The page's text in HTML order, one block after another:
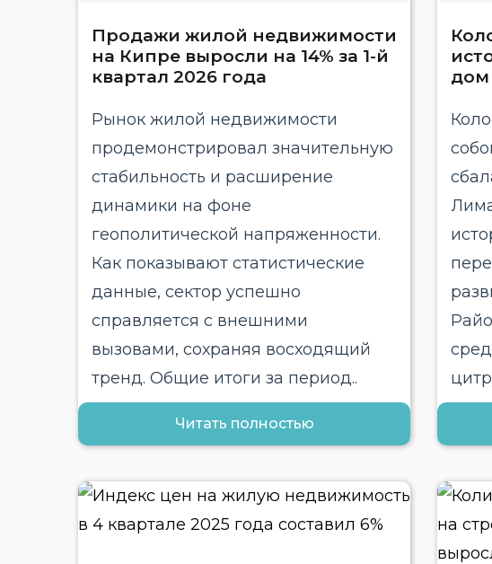
Продажи жилой недвижимости
на Кипре выросли на 14% за 1-й
квартал 2026 года
Рынок жилой недвижимости
продемонстрировал значительную
стабильность и расширение
динамики на фоне
геополитической напряженности.
Как показывают статистические
данные, сектор успешно
справляется с внешними
вызовами, сохраняя восходящий
тренд. Общие итоги за период..
Читать полностью
дом